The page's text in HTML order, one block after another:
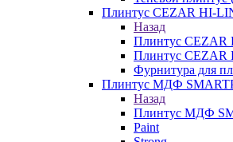
Плинтус CEZAR HI-
Назад
Плинтус CEZAR
Плинтус CEZAR
Фурнитура для
Плинтус МДФ
Назад
Плинтус МДФ
Paint